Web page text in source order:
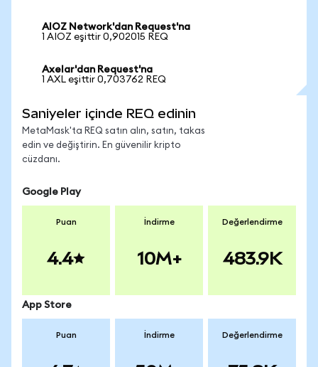
AIOZ Network'dan Request'na
1 AIOZ eşittir 0,902015 REQ
Axelar'dan Request'na
1 AXL eşittir 0,703762 REQ
Saniyeler içinde REQ edinin
MetaMask'ta REQ satın alın, satın, takas
edin ve değiştirin. En güvenilir kripto
cüzdanı.
Google Play
Puan
4.4
İndirme
10M+
Değerlendirme
483.9K
App Store
Puan İndirme Değerlendirme